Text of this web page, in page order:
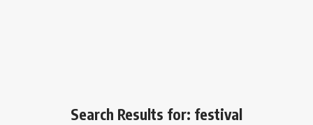
Search Results for: festival